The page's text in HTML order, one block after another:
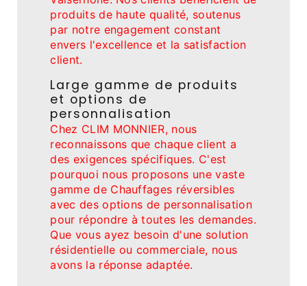
produits de haute qualité, soutenus
par notre engagement constant
envers l'excellence et la satisfaction
client.
Large gamme de produits
et options de
personnalisation
Chez CLIM MONNIER, nous
reconnaissons que chaque client a
des exigences spécifiques. C'est
pourquoi nous proposons une vaste
gamme de Chauffages réversibles
avec des options de personnalisation
pour répondre à toutes les demandes.
Que vous ayez besoin d'une solution
résidentielle ou commerciale, nous
avons la réponse adaptée.